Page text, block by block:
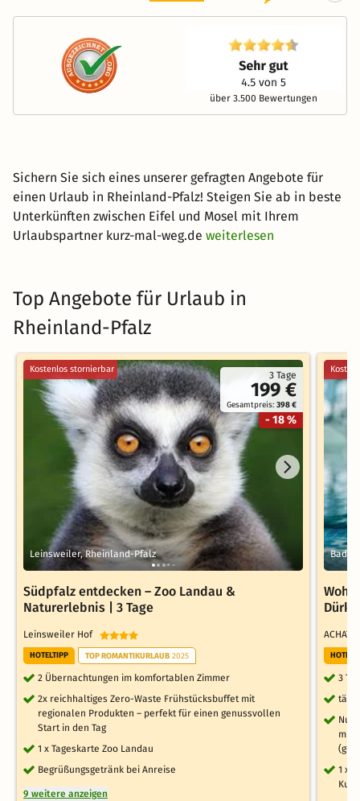
über 3.500 Bewertungen
Sichern Sie sich eines unserer gefragten Angebote für
einen Urlaub in Rheinland-Pfalz! Steigen Sie ab in beste
Unterkünften zwischen Eifel und Mosel mit Ihrem
Urlaubspartner kurz-mal-weg.de weiterlesen
Top Angebote für Urlaub in
Rheinland-Pfalz
3 Tage
199 €
Gesamtpreis:398 €
- 18 %
Kostenlos stornierbar
Leinsweiler, Rheinland-Pfalz
Südpfalz entdecken – Zoo Landau &
Naturerlebnis | 3 Tage
Leinsweiler Hof
HOTELTIPP TOP ROMANTIKURLAUB 2025
2 Übernachtungen im komfortablen Zimmer
2x reichhaltiges Zero-Waste Frühstücksbuffet mit
regionalen Produkten – perfekt für einen genussvollen
Start in den Tag
1 x Tageskarte Zoo Landau
Begrüßungsgetränk bei Anreise
9 weitere anzeigen
Bad
ACHAT
3
mit
1 x